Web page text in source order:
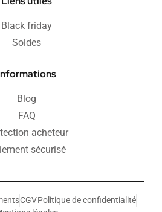
Black friday
Soldes
Blog
FAQ
acheteur
sécurisé
CGVPolitique de confidentialité